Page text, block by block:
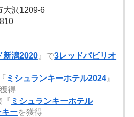
大沢1209-6
新潟2020 』で3レッドパビリオ
ミシュランキーホテル2024 』
得
『 ミシュランキーホテル
キーを獲得